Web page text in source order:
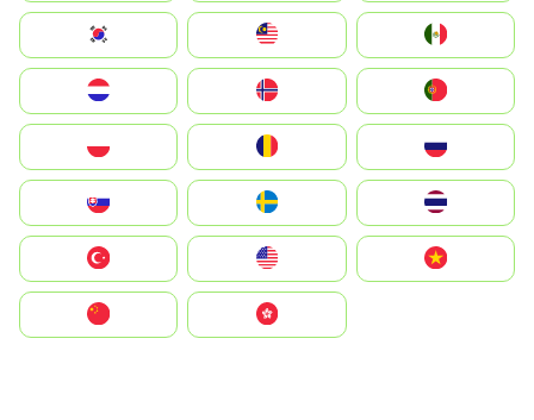
South Korea
United States
中國香港特別行政區